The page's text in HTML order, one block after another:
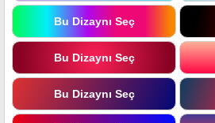
Bu Dizaynı Seç
Bu Dizaynı Seç
Bu Dizaynı Seç